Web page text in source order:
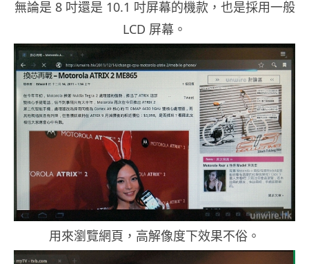
無論是 8 吋還是 10.1 吋屏幕的機款，也是採用一般
LCD 屏幕。
用來瀏覽網頁，高解像度下效果不俗。